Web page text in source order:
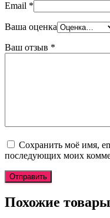
Email *
Ваша оценка
Ваш отзыв *
Сохранить моё имя,
последующих моих
Похожие товары